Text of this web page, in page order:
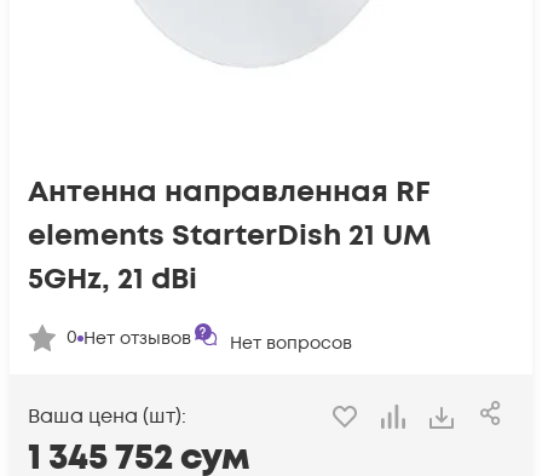
Антенна направленная RF
elements StarterDish 21 UM
5GHz, 21 dBi
0 Нет отзывов Нет вопросов
Ваша цена (шт):
1 345 752сум